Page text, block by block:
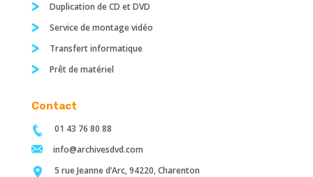
Duplication de CD et DVD
Service de montage vidéo
Transfert informatique
Prêt de matériel
Contact
01 43 76 80 88
info@archivesdvd.com
5 rue Jeanne d’Arc, 94220, Charenton